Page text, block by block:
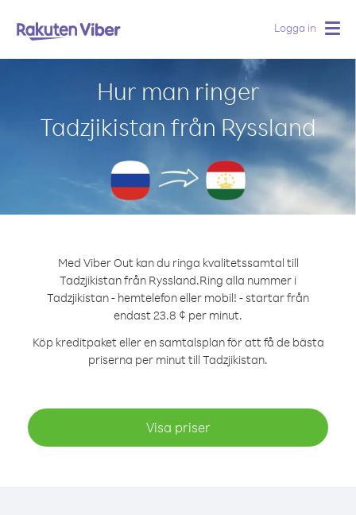
Logga in
Hur man ringer
Tadzjikistan från Ryssland
Med Viber Out kan du ringa kvalitetssamtal till
Tadzjikistan från Ryssland.Ring alla nummer i
Tadzjikistan - hemtelefon eller mobil! - startar från
endast 23.8 ¢ per minut.
Köp kreditpaket eller en samtalsplan för att få de bästa
priserna per minut till Tadzjikistan.
Visa priser